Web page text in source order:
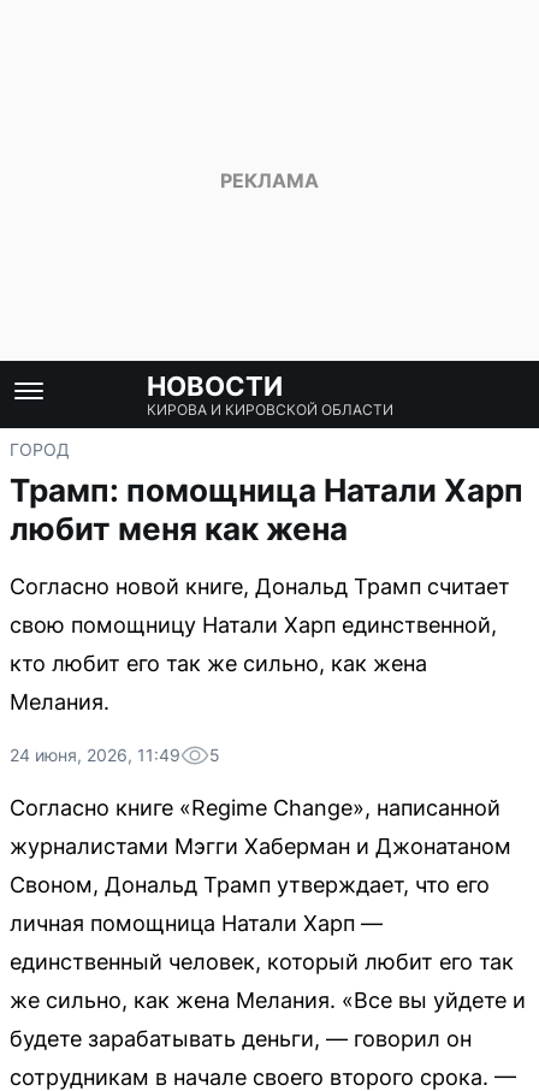
НОВОСТИ
КИРОВА И КИРОВСКОЙ ОБЛАСТИ
ГОРОД
Трамп: помощница Натали Харп
любит меня как жена
Согласно новой книге, Дональд Трамп считает
свою помощницу Натали Харп единственной,
кто любит его так же сильно, как жена
Мелания.
24 июня, 2026, 11:49 5
Согласно книге «Regime Change», написанной
журналистами Мэгги Хаберман и Джонатаном
Своном, Дональд Трамп утверждает, что его
личная помощница Натали Харп —
единственный человек, который любит его так
же сильно, как жена Мелания. «Все вы уйдете и
будете зарабатывать деньги, — говорил он
сотрудникам в начале своего второго срока. —